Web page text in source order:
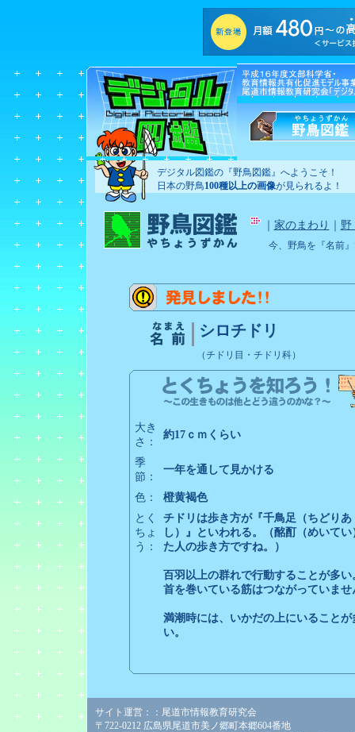
デジタル図鑑の『野鳥図鑑』へようこそ！
日本の野鳥100種以上の画像が見られるよ！
｜ 家のまわり ｜
今、野鳥を『名前
シロチドリ
（チドリ目・チドリ科）
大き
さ：
約17ｃｍくらい
季
節：
一年を通して見かける
色：
橙黄褐色
とく
ちょ
う：
チドリは歩き方が『千鳥足（ちどりあ
し）』といわれる。（酩酊（めいてい
た人の歩き方ですね。）
百羽以上の群れで行動することが多い
首を巻いている筋はつながっていませ
満潮時には、いかだの上にいることが
い。
サイト運営：：尾道市情報教育研究会
〒722-0212 広島県尾道市美ノ郷町本郷604番地